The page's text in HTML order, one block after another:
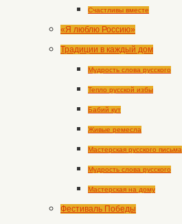
Счастливы вместе
«Я люблю Россию»
Традиции в каждый дом
Мудрость слова русского
Тепло русской избы
Бабий кут
Живые ремесла
Мастерская русского письма
Мудрость слова русского
Мастерская на дому
Фестиваль Победы